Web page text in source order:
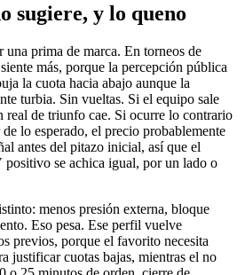
sugiere, y lo queno
una prima de marca. En torneos de
más, porque la percepción pública
la cuota hacia abajo aunque la
turbia. Sin vueltas. Si el equipo sale
real de triunfo cae. Si ocurre lo contrario
lo esperado, el precio probablemente
antes del pitazo inicial, así que el
positivo se achica igual, por un lado o
menos presión externa, bloque
Eso pesa. Ese perfil vuelve
previos, porque el favorito necesita
justificar cuotas bajas, mientras el no